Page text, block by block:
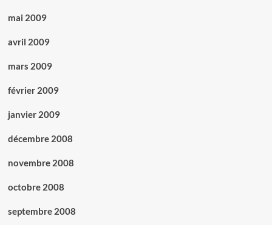
mai 2009
avril 2009
mars 2009
février 2009
janvier 2009
décembre 2008
novembre 2008
octobre 2008
septembre 2008